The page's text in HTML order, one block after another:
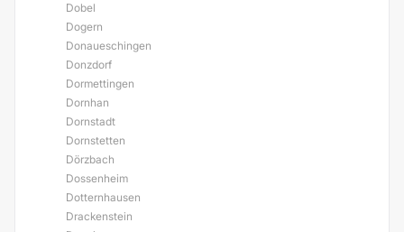
Dobel
Dogern
Donaueschingen
Donzdorf
Dormettingen
Dornhan
Dornstadt
Dornstetten
Dörzbach
Dossenheim
Dotternhausen
Drackenstein